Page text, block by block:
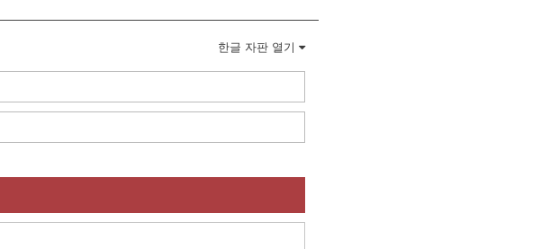
한글 자판 열기